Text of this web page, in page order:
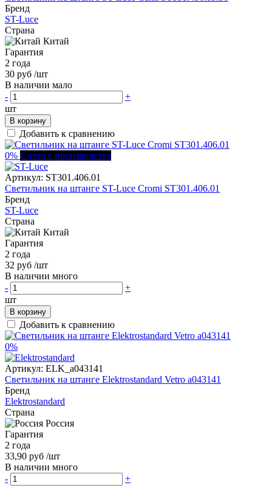
Бренд
ST-Luce
Страна
Китай
Гарантия
2 года
30 руб /шт
В наличии мало
-
+
шт
В корзину
Добавить к сравнению
0% Снято с производства
Артикул: ST301.406.01
Светильник на штанге ST-Luce Cromi ST301.406.01
Бренд
ST-Luce
Страна
Китай
Гарантия
2 года
32 руб /шт
В наличии много
-
+
шт
В корзину
Добавить к сравнению
0%
Артикул: ELK_a043141
Светильник на штанге Elektrostandard Vetro a043141
Бренд
Elektrostandard
Страна
Россия
Гарантия
2 года
33,90 руб /шт
В наличии много
-
+